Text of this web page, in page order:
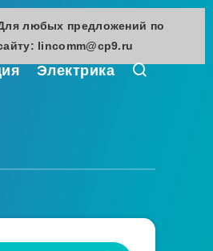
Электрика
любых предложений по
lincomm@cp9.ru